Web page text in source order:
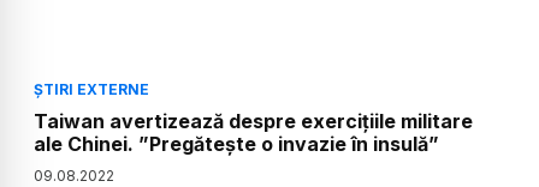
ȘTIRI EXTERNE
Taiwan avertizează despre exercițiile militare
ale Chinei. ”Pregătește o invazie în insulă”
09.08.2022